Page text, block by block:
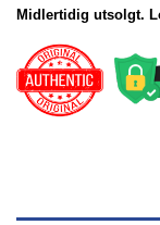
Midlertidig utsolgt.